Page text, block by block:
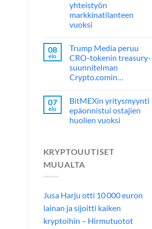
yhteistyön
markkinatilanteen
vuoksi
08
elo
Trump Media peruu
CRO-tokenin treasury-
suunnitelman
Crypto.comin…
07
elo
BitMEXin yritysmyynti
epäonnistui ostajien
huolien vuoksi
KRYPTOUUTISET
MUUALTA
Jusa Harju otti 10 000 euron
lainan ja sijoitti kaiken
kryptoihin – Hirmutuotot